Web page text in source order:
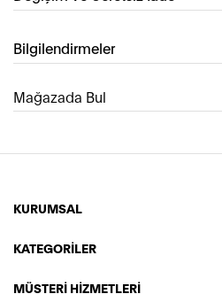
Bilgilendirmeler
Mağazada Bul
KURUMSAL
KATEGORİLER
MÜŞTERİ HİZMETLERİ